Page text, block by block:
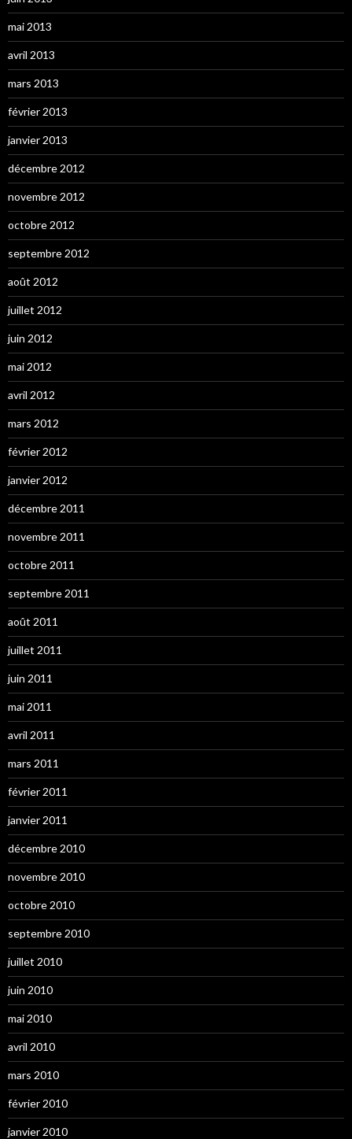
mai 2013
avril 2013
mars 2013
février 2013
janvier 2013
décembre 2012
novembre 2012
octobre 2012
septembre 2012
août 2012
juillet 2012
juin 2012
mai 2012
avril 2012
mars 2012
février 2012
janvier 2012
décembre 2011
novembre 2011
octobre 2011
septembre 2011
août 2011
juillet 2011
juin 2011
mai 2011
avril 2011
mars 2011
février 2011
janvier 2011
décembre 2010
novembre 2010
octobre 2010
septembre 2010
juillet 2010
juin 2010
mai 2010
avril 2010
mars 2010
février 2010
janvier 2010